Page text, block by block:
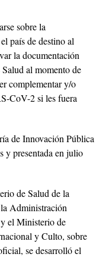
sobre la
país de destino al
la documentación
al momento de
complementar y/o
CoV-2 si les fuera
de Innovación Pública
y presentada en julio
de Salud de la
Administración
el Ministerio de
y Culto, sobre
se desarrolló el